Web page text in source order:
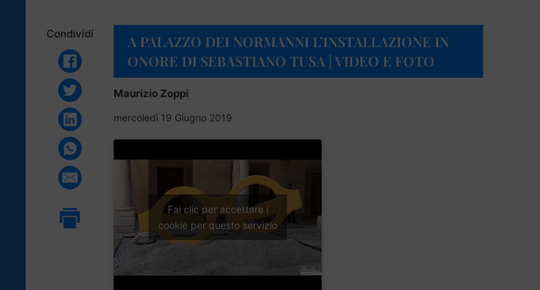
Condividi
A PALAZZO DEI NORMANNI L’INSTALLAZIONE IN
ONORE DI SEBASTIANO TUSA | VIDEO E FOTO
Maurizio Zoppi
mercoledì 19 Giugno 2019
Fai clic per accettare i
cookie per questo servizio